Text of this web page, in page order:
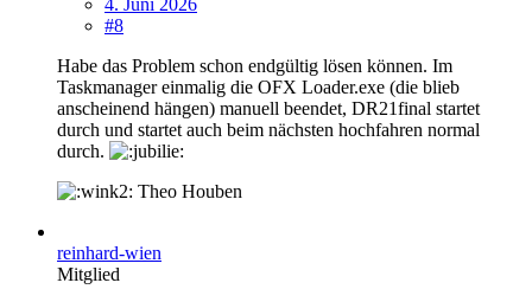
#8
Habe das Problem schon endgültig lösen können. Im
Taskmanager einmalig die OFX Loader.exe (die blieb
anscheinend hängen) manuell beendet, DR21final startet
durch und startet auch beim nächsten hochfahren normal
durch.
Theo Houben
reinhard-wien
Mitglied